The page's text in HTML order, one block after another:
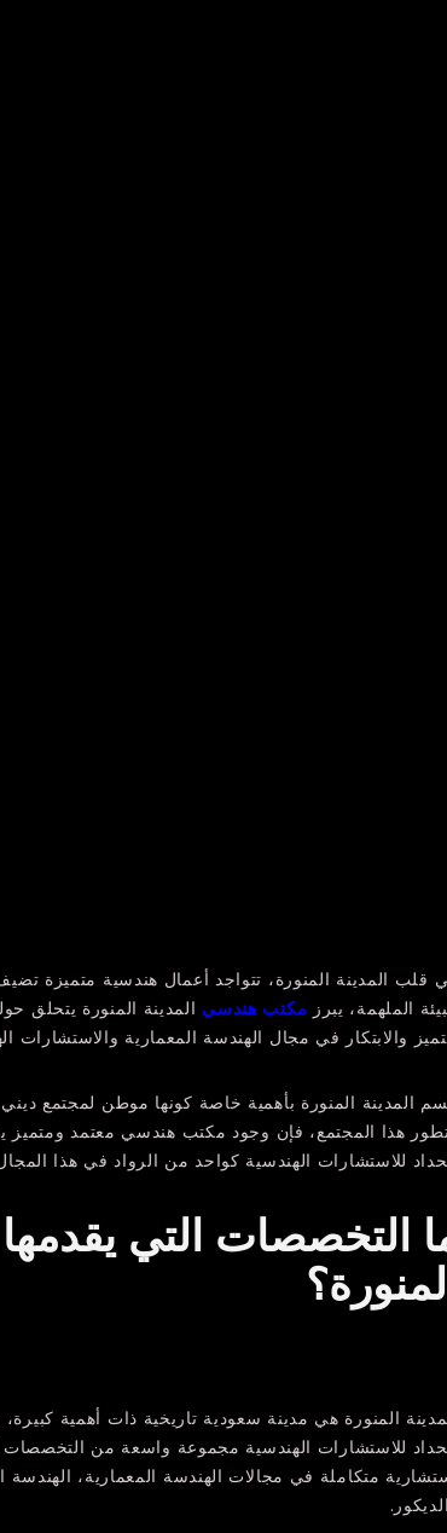
قلب المدينة المنورة، تتواجد أعمال هندسية متميزة
الملهمة، يبرز مكتب هندسي المدينة المنورة يتحلق
والابتكار في مجال الهندسة المعمارية والاستشارات
المدينة المنورة بأهمية خاصة كونها موطن لمجتمع
هذا المجتمع، فإن وجود مكتب هندسي معتمد ومتميز
للاستشارات الهندسية كواحد من الرواد في هذا
التخصصات التي
المنورة هي مدينة سعودية تاريخية ذات أهمية
للاستشارات الهندسية مجموعة واسعة من
متكاملة في مجالات الهندسة المعمارية، الهندسة